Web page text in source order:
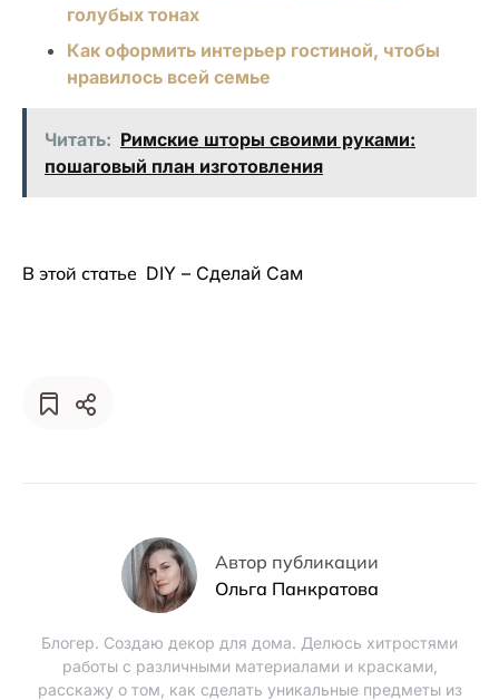
голубых тонах
Как оформить интерьер гостиной, чтобы
нравилось всей семье
Читать: Римские шторы своими руками:
пошаговый план изготовления
В этой статье DIY – Сделай Сам
Автор публикации
Ольга Панкратова
Блогер. Создаю декор для дома. Делюсь хитростями
работы с различными материалами и красками,
расскажу о том, как сделать уникальные предметы из